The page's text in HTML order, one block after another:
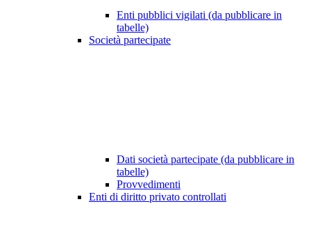
Enti pubblici vigilati (da pubblicare in
tabelle)
Società partecipate
Dati società partecipate (da pubblicare in
tabelle)
Provvedimenti
Enti di diritto privato controllati